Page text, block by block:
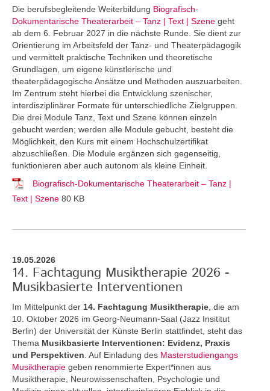
Die berufsbegleitende Weiterbildung Biografisch-
Dokumentarische Theaterarbeit – Tanz | Text | Szene geht
ab dem 6. Februar 2027 in die nächste Runde. Sie dient zur
Orientierung im Arbeitsfeld der Tanz- und Theaterpädagogik
und vermittelt praktische Techniken und theoretische
Grundlagen, um eigene künstlerische und
theaterpädagogische Ansätze und Methoden auszuarbeiten.
Im Zentrum steht hierbei die Entwicklung szenischer,
interdisziplinärer Formate für unterschiedliche Zielgruppen.
Die drei Module Tanz, Text und Szene können einzeln
gebucht werden; werden alle Module gebucht, besteht die
Möglichkeit, den Kurs mit einem Hochschulzertifikat
abzuschließen. Die Module ergänzen sich gegenseitig,
funktionieren aber auch autonom als kleine Einheit.
Biografisch-Dokumentarische Theaterarbeit – Tanz |
Text | Szene 80 KB
19.05.2026
14. Fachtagung Musiktherapie 2026 -
Musikbasierte Interventionen
Im Mittelpunkt der 14. Fachtagung Musiktherapie , die am
10. Oktober 2026 im Georg-Neumann-Saal (Jazz Insititut
Berlin) der Universität der Künste Berlin stattfindet, steht das
Thema Musikbasierte Interventionen: Evidenz, Praxis
und Perspektiven . Auf Einladung des Masterstudiengangs
Musiktherapie geben renommierte Expert*innen aus
Musiktherapie, Neurowissenschaften, Psychologie und